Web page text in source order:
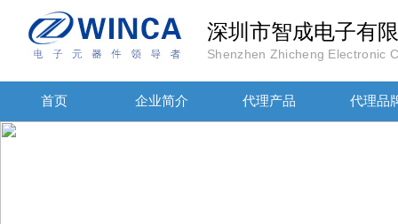
深圳市智成电子有
Shenzhen Zhicheng Electronic
首页 企业简介 代理产品 代理品
高压贴片电容2220 2KV X7R 0.01UF封装